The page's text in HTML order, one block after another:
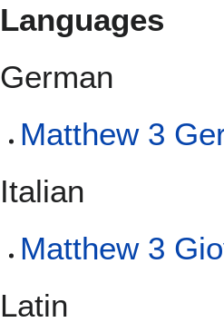
Languages
German
Matthew 3
Italian
Matthew 3
Latin